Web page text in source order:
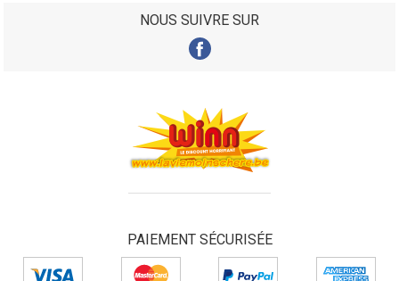
NOUS SUIVRE SUR
PAIEMENT SÉCURISÉE